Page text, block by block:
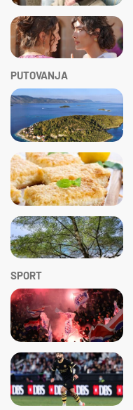
SPORT
PUTOVANJA